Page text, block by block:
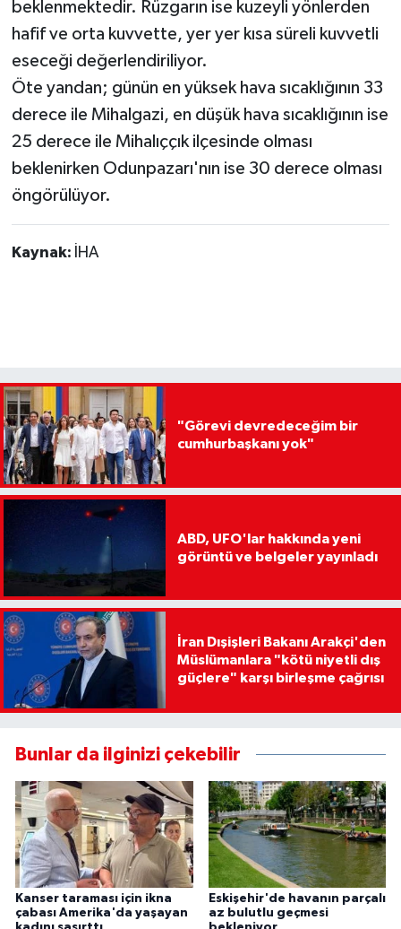
beklenmektedir. Rüzgarın ise kuzeyli yönlerden
hafif ve orta kuvvette, yer yer kısa süreli kuvvetli
eseceği değerlendiriliyor.
Öte yandan; günün en yüksek hava sıcaklığının 33
derece ile Mihalgazi, en düşük hava sıcaklığının ise
25 derece ile Mihalıççık ilçesinde olması
beklenirken Odunpazarı'nın ise 30 derece olması
öngörülüyor.
Kaynak: İHA
"Görevi devredeceğim bir
cumhurbaşkanı yok"
ABD, UFO'lar hakkında yeni
görüntü ve belgeler yayınladı
İran Dışişleri Bakanı Arakçi'den
Müslümanlara "kötü niyetli dış
güçlere" karşı birleşme çağrısı
Bunlar da ilginizi çekebilir
Kanser taraması için ikna
çabası Amerika'da yaşayan
Eskişehir'de havanın parçalı
az bulutlu geçmesi